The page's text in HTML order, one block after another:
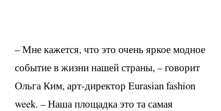
– Мне кажется, что это очень яркое модное
событие в жизни нашей страны, – говорит
Ольга Ким, арт-директор Eurasian fashion
week. – Наша площадка это та самая